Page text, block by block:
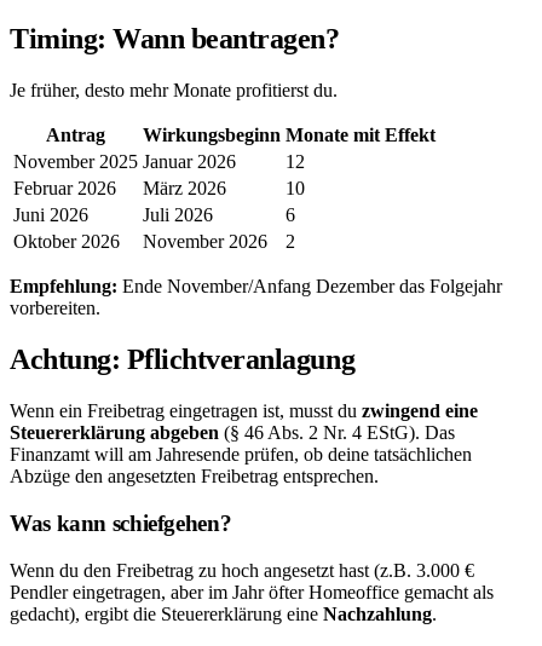
Timing: Wann beantragen?
Je früher, desto mehr Monate profitierst du.
Antrag Wirkungsbeginn Monate mit Effekt
November 2025 Januar 2026
12
Februar 2026
März 2026
10
Juni 2026
Juli 2026
6
Oktober 2026
November 2026 2
Empfehlung: Ende November/Anfang Dezember das Folgejahr
vorbereiten.
Achtung: Pflichtveranlagung
Wenn ein Freibetrag eingetragen ist, musst du zwingend eine
Steuererklärung abgeben (§ 46 Abs. 2 Nr. 4 EStG). Das
Finanzamt will am Jahresende prüfen, ob deine tatsächlichen
Abzüge den angesetzten Freibetrag entsprechen.
Was kann schiefgehen?
Wenn du den Freibetrag zu hoch angesetzt hast (z.B. 3.000 €
Pendler eingetragen, aber im Jahr öfter Homeoffice gemacht als
gedacht), ergibt die Steuererklärung eine Nachzahlung.